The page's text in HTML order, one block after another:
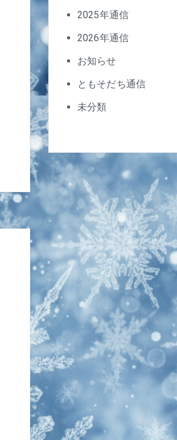
2025年通信
2026年通信
お知らせ
ともそだち通信
未分類